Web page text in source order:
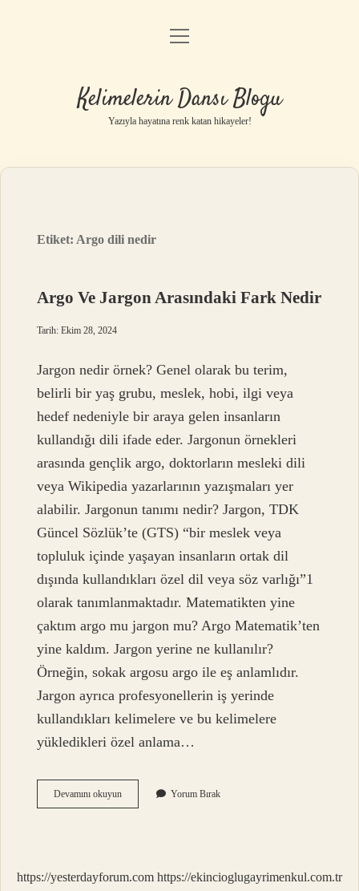
Anasayfa
Yasal Uyarı
menüyü
Kelimelerin Dansı Blogu
Yazıyla hayatına renk katan hikayeler!
Etiket: Argo dili nedir
Argo Ve Jargon Arasındaki Fark Nedir
Tarih: Ekim 28, 2024
Jargon nedir örnek? Genel olarak bu terim,
belirli bir yaş grubu, meslek, hobi, ilgi veya
hedef nedeniyle bir araya gelen insanların
kullandığı dili ifade eder. Jargonun örnekleri
arasında gençlik argo, doktorların mesleki dili
veya Wikipedia yazarlarının yazışmaları yer
alabilir. Jargonun tanımı nedir? Jargon, TDK
Güncel Sözlük’te (GTS) “bir meslek veya
topluluk içinde yaşayan insanların ortak dil
dışında kullandıkları özel dil veya söz varlığı”1
olarak tanımlanmaktadır. Matematikten yine
çaktım argo mu jargon mu? Argo Matematik’ten
yine kaldım. Jargon yerine ne kullanılır?
Örneğin, sokak argosu argo ile eş anlamlıdır.
Jargon ayrıca profesyonellerin iş yerinde
kullandıkları kelimelere ve bu kelimelere
yükledikleri özel anlama…
Devamını okuyunArgo
Ve
Yorum Bırak
https://yesterdayforum.com https://ekincioglugayrimenkul.com.tr